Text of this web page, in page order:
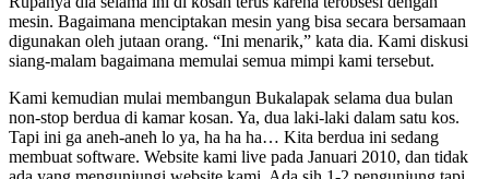
mesin. Bagaimana menciptakan mesin yang bisa secara bersamaan
digunakan oleh jutaan orang. “Ini menarik,” kata dia. Kami diskusi
siang-malam bagaimana memulai semua mimpi kami tersebut.
Kami kemudian mulai membangun Bukalapak selama dua bulan
non-stop berdua di kamar kosan. Ya, dua laki-laki dalam satu kos.
Tapi ini ga aneh-aneh lo ya, ha ha ha… Kita berdua ini sedang
membuat software. Website kami live pada Januari 2010, dan tidak